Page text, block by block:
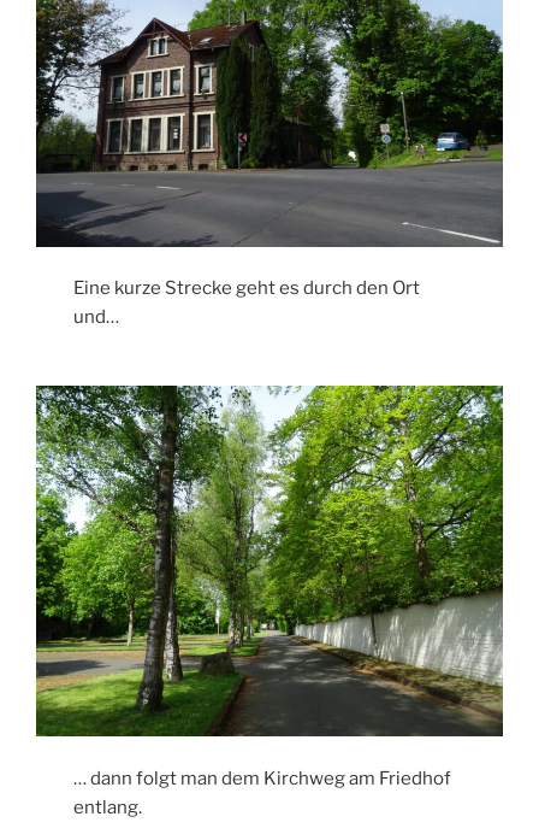
Eine kurze Strecke geht es durch den Ort
und…
… dann folgt man dem Kirchweg am Friedhof
entlang.